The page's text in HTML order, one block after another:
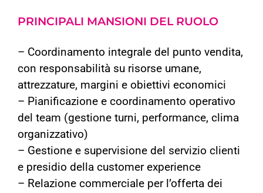
PRINCIPALI MANSIONI DEL RUOLO
– Coordinamento integrale del punto vendita,
con responsabilità su risorse umane,
attrezzature, margini e obiettivi economici
– Pianificazione e coordinamento operativo
del team (gestione turni, performance, clima
organizzativo)
– Gestione e supervisione del servizio clienti
e presidio della customer experience
– Relazione commerciale per l’offerta dei